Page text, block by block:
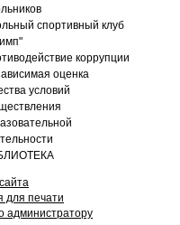
спортивный клуб
коррупции
оценка
условий
для печати
администратору